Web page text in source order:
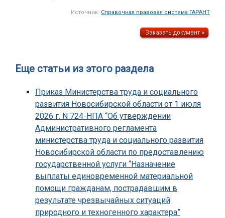
Источник: Справочная правовая система ГАРАНТ
Еще статьи из этого раздела
Приказ Министерства труда и социального
развития Новосибирской области от 1 июля
2026 г. N 724-НПА “Об утверждении
Административного регламента
министерства труда и социального развития
Новосибирской области по предоставлению
государственной услуги “Назначение
выплаты единовременной материальной
помощи гражданам, пострадавшим в
результате чрезвычайных ситуаций
природного и техногенного характера”